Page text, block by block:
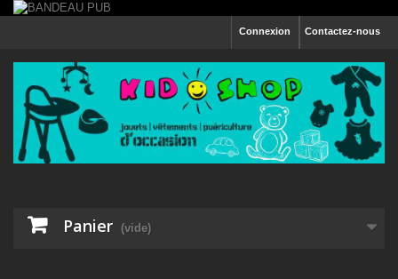
Contactez-nous
Connexion
Panier (vide)